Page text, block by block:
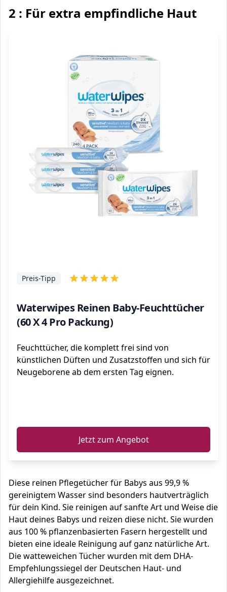
2 : Für extra empfindliche Haut
Waterwipes Reinen Baby-Feuchttücher
(60 X 4 Pro Packung)
Preis-Tipp
Feuchttücher, die komplett frei sind von
künstlichen Düften und Zusatzstoffen und sich für
Neugeborene ab dem ersten Tag eignen.
Jetzt zum Angebot
Diese reinen Pflegetücher für Babys aus 99,9 %
gereinigtem Wasser sind besonders hautverträglich
für dein Kind. Sie reinigen auf sanfte Art und Weise die
Haut deines Babys und reizen diese nicht. Sie wurden
aus 100 % pflanzenbasierten Fasern hergestellt und
bieten eine ideale Reinigung auf ganz natürliche Art.
Die watteweichen Tücher wurden mit dem DHA-
Empfehlungssiegel der Deutschen Haut- und
Allergiehilfe ausgezeichnet.